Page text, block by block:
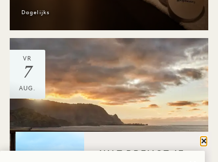
Dagelijks
VR
7
AUG.
Sluit
WAT BRENGT JE